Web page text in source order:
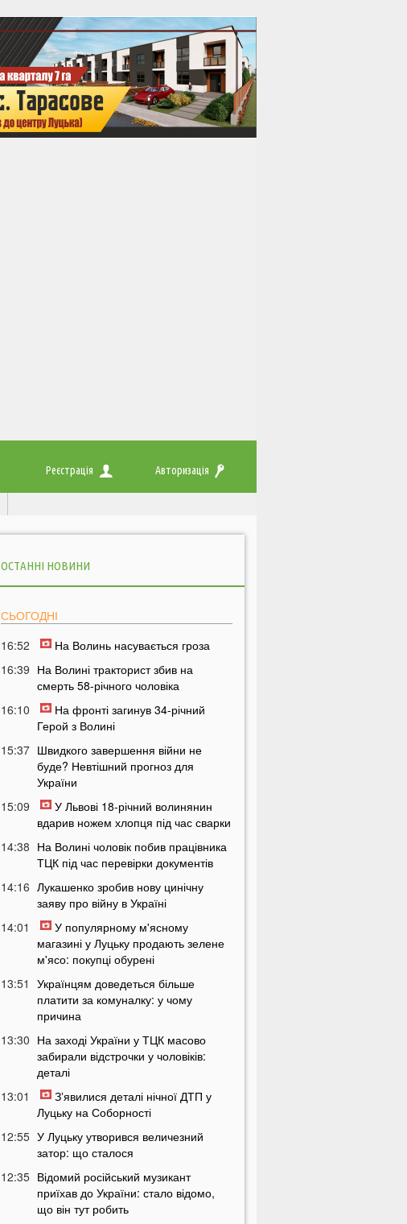
Реєстрація Авторизація
ОСТАННІ НОВИНИ
СЬОГОДНІ
16:52
На Волинь насувається гроза
16:39 На Волині тракторист збив на
смерть 58-річного чоловіка
16:10
На фронті загинув 34-річний
Герой з Волині
15:37 Швидкого завершення війни не
буде? Невтішний прогноз для
України
15:09
У Львові 18-річний волинянин
вдарив ножем хлопця під час сварки
14:38 На Волині чоловік побив працівника
ТЦК під час перевірки документів
14:16 Лукашенко зробив нову цинічну
заяву про війну в Україні
14:01
У популярному м'ясному
магазині у Луцьку продають зелене
м'ясо: покупці обурені
13:51
Українцям доведеться більше
платити за комуналку: у чому
причина
13:30 На заході України у ТЦК масово
забирали відстрочки у чоловіків:
деталі
13:01
Зʼявилися деталі нічної ДТП у
Луцьку на Соборності
12:55 У Луцьку утворився величезний
затор: що сталося
12:35 Відомий російський музикант
приїхав до України: стало відомо,
що він тут робить